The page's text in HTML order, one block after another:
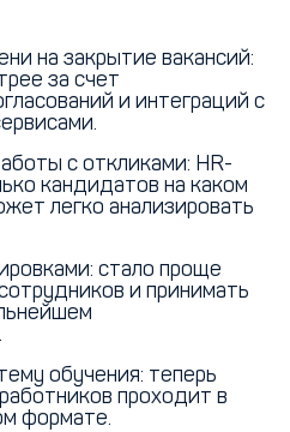
на закрытие вакансий:
за счет
и интеграций с
с откликами: HR-
кандидатов на каком
легко анализировать
стало проще
и принимать
обучения: теперь
проходит в
формате.